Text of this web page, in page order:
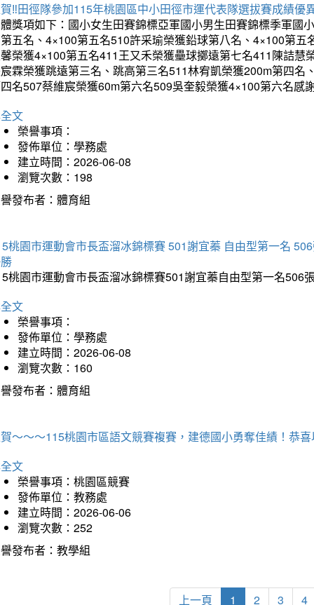
‼️田徑隊參加115年桃園區中小田徑市運代表隊選拔賽成績優
獎項如下：國小女生田賽錦標亞軍國小男生田賽錦標季軍國
五名、4×100第五名510許采瑜榮獲鉛球第八名、4×100第
榮獲4×100第五名411王又禾榮獲壘球擲遠第七名411陳詰
霖榮獲跳遠第三名、跳高第三名511林宥凱榮獲200m第四
名507蔡維宸榮獲60m第六名509吳奎毅榮獲4×100第六名
文
榮譽事項：
發佈單位：學務處
建立時間：2026-06-08
瀏覽次數：198
發布者：體育組
桃園市運動會市長盃溜冰錦標賽 501謝宜蓁 自由型第一名
桃園市運動會市長盃溜冰錦標賽501謝宜蓁自由型第一名
文
榮譽事項：
發佈單位：學務處
建立時間：2026-06-08
瀏覽次數：160
發布者：體育組
～～～115桃園市區語文競賽複賽，建德國小勇奪佳績！恭
文
榮譽事項：桃園區競賽
發佈單位：教務處
建立時間：2026-06-06
瀏覽次數：252
發布者：教學組
上一頁 1 2 3 4